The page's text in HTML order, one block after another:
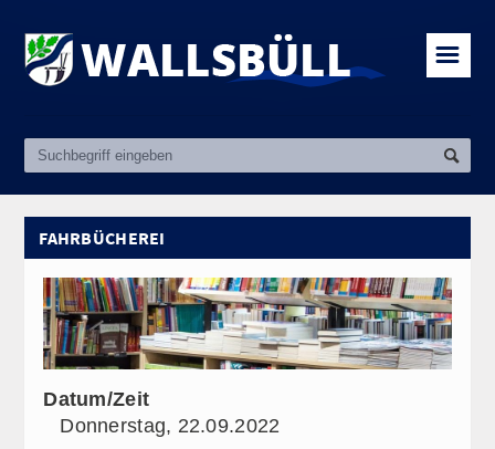
☰
FAHRBÜCHEREI
Datum/Zeit
Donnerstag, 22.09.2022